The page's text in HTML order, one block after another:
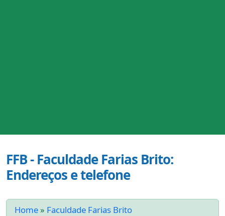
FFB - Faculdade Farias Brito:
Endereços e telefone
Home » Faculdade Farias Brito